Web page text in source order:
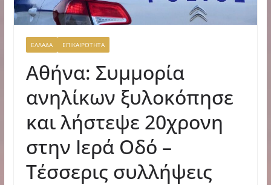
ΕΛΛΑΔΑ ΕΠΙΚΑΙΡΟΤΗΤΑ
Αθήνα: Συμμορία
ανηλίκων ξυλοκόπησε
και λήστεψε 20χρονη
στην Ιερά Οδό –
Τέσσερις συλλήψεις